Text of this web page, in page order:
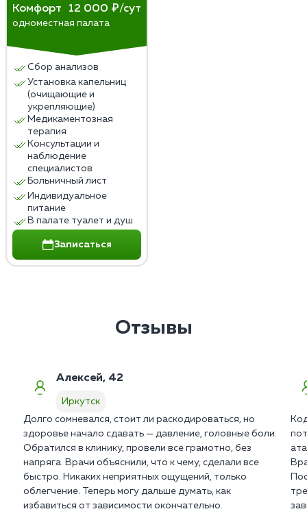
Комфорт 12 000 ₽/сут
одноместная палата
Сбор анализов
Установка капельниц
(очищающие и
укрепляющие)
Медикаментозная
терапия
Консультации и
наблюдение
специалистов
Больничный лист
Индивидуальное
питание
В палате туалет и душ
Записаться
Отзывы
Алексей, 42
Иркутск
Долго сомневался, стоит ли раскодироваться, но
здоровье начало сдавать — давление, головные боли.
Обратился в клинику, провели все грамотно, без
напряга. Врачи объяснили, что к чему, сделали все
быстро. Никаких неприятных ощущений, только
облегчение. Теперь могу дальше думать, как
избавиться от зависимости окончательно.